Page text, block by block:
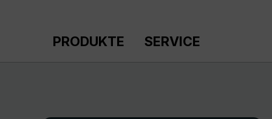
PRODUKTE SERVICE